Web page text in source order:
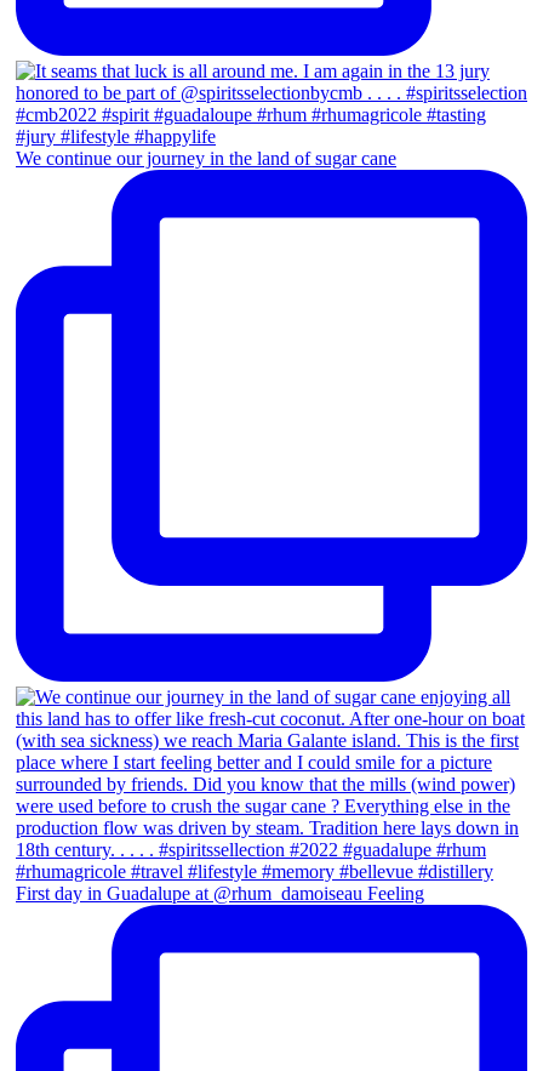
We continue our journey in the land of sugar cane
First day in Guadalupe at @rhum_damoiseau Feeling